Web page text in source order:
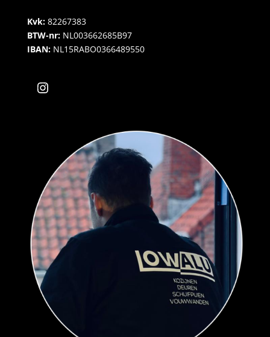
Kvk:82267383
BTW-nr:NL003662685B97
IBAN:NL15RABO0366489550
Instagram